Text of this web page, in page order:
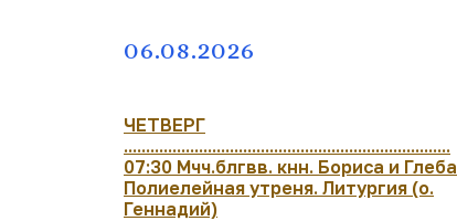
06.08.2026
ЧЕТВЕРГ
..........................................................................
07:30 Мчч.блгвв. кнн. Бориса и Глеба
Полиелейная утреня. Литургия (о.
Геннадий)